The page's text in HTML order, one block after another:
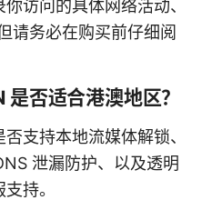
访问的具体网络活动、
请务必在购买前仔细阅
否适合港澳地区？
支持本地流媒体解锁、
泄漏防护、以及透明
持。